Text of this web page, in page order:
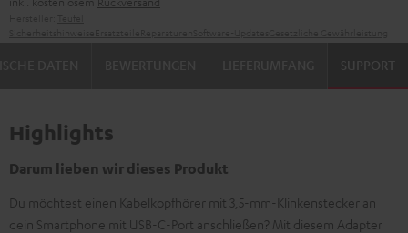
SUPPORT
Highlights
Darum lieben wir dieses Produkt
Du möchtest einen Kabelkopfhörer mit 3,5-mm-Klinkenstecker an
dein Smartphone mit USB-C-Port anschließen? Mit diesem Adapter